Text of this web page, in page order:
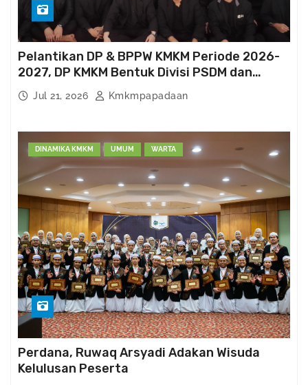
Pelantikan DP & BPPW KMKM Periode 2026-
2027, DP KMKM Bentuk Divisi PSDM dan
Kema’had-an
Jul 21, 2026 Kmkmpapadaan
DINAMIKA KMKM UMUM WARTA
Perdana, Ruwaq Arsyadi Adakan Wisuda
Kelulusan Peserta